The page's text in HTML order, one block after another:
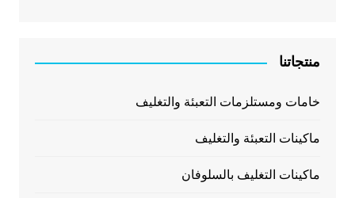
منتجاتنا
خامات ومستلزمات التعبئة والتغليف
ماكينات التعبئة والتغليف
ماكينات التغليف بالسلوفان